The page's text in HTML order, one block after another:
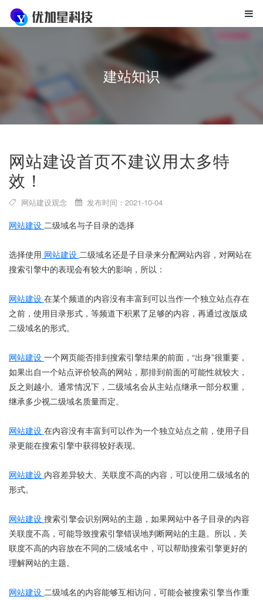
建站知识
网站建设首页不建议用太多特
效！
网站建设观念 发布时间：2021-10-04
网站建设 二级域名与子目录的选择
选择使用 网站建设 二级域名还是子目录来分配网站内容，对网站在
搜索引擎中的表现会有较大的影响，所以：
网站建设 在某个频道的内容没有丰富到可以当作一个独立站点存在
之前，使用目录形式，等频道下积累了足够的内容，再通过改版成
二级域名的形式。
网站建设 一个网页能否排到搜索引擎结果的前面，“出身”很重要，
如果出自一个站点评价较高的网站，那排到前面的可能性就较大，
反之则越小。通常情况下，二级域名会从主站点继承一部分权重，
继承多少视二级域名质量而定。
网站建设 在内容没有丰富到可以作为一个独立站点之前，使用子目
录更能在搜索引擎中获得较好表现。
网站建设 内容差异较大、关联度不高的内容，可以使用二级域名的
形式。
网站建设 搜索引擎会识别网站的主题，如果网站中各子目录的内容
关联度不高，可能导致搜索引擎错误地判断网站的主题。所以，关
联度不高的内容放在不同的二级域名中，可以帮助搜索引擎更好的
理解网站的主题。
网站建设 二级域名的内容能够互相访问，可能会被搜索引擎当作重